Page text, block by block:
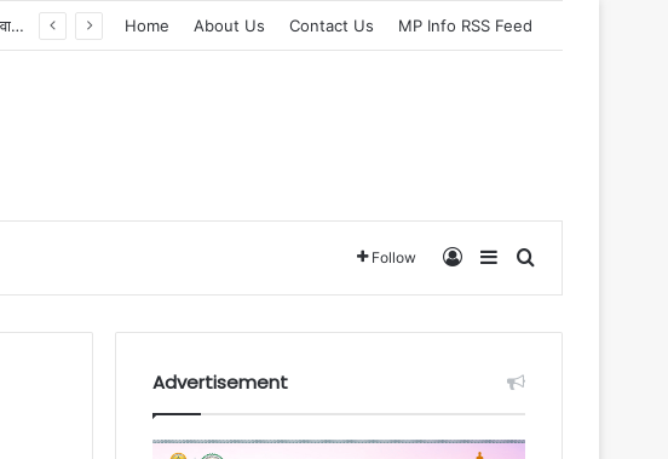
मुख्यमंत्री विष्णु देव साय की अध्यक्षता में वन अधिकार अधिनियम (FRA) एवं पेसा कानून (PESA) के प्रभावी क्रियान्वयन हेतु गठित टास्क फोर्स की पहली बैठक संपन्न… Home About Us Contact Us MP Info RSS Feed
Follow Log InSidebarSearch for
Advertisement